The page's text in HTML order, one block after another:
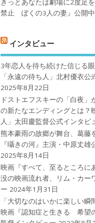
きっとあなたは劇場に2度足
禁止 ぼくの3人の妻』公開中
インタビュー
3年恋人を待ち続けた信じる
「永遠の待ち人」北村優衣公
2025年8月22日
ドストエフスキーの「白夜」
の新たなエンディングとは？
人」太田慶監督公式インタビ
熊本豪雨の故郷が舞台、葛藤
『囁きの河』主演・中原丈雄
2025年8月14日
映画『すべて、至るところに
没の映画流れ者、リム・カー
ー 2024年1月31日
「大切なのはいかに楽しい瞬
映画『認知症と生きる 希望